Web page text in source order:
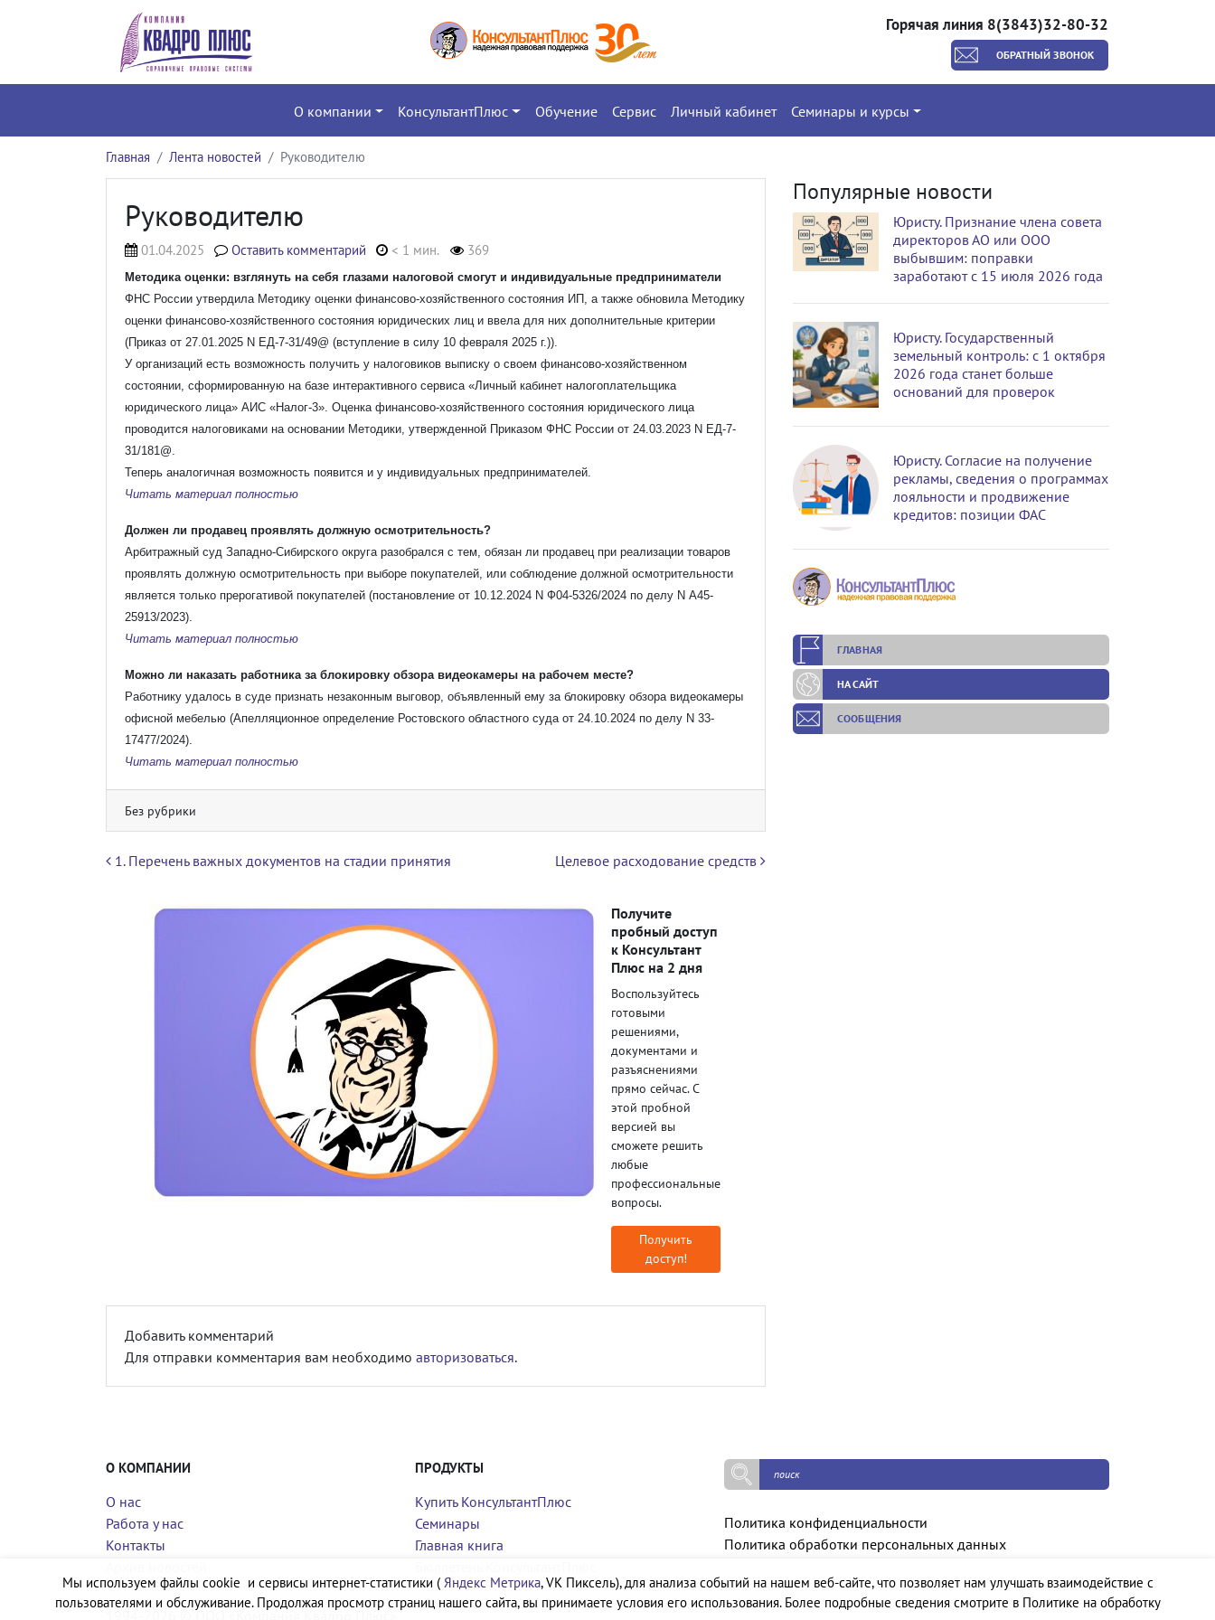
Горячая линия 8(3843)32-80-32
ОБРАТНЫЙ ЗВОНОК
О компании КонсультантПлюс Обучение Сервис Личный кабинет Семинары и курсы
Главная Лента новостей Руководителю
Руководителю
01.04.2025 Оставить комментарий < 1 мин. 369
Методика оценки: взглянуть на себя глазами налоговой смогут и индивидуальные предприниматели
ФНС России утвердила Методику оценки финансово-хозяйственного состояния ИП, а также обновила Методику
оценки финансово-хозяйственного состояния юридических лиц и ввела для них дополнительные критерии
(Приказ от 27.01.2025 N ЕД-7-31/49@ (вступление в силу 10 февраля 2025 г.)).
У организаций есть возможность получить у налоговиков выписку о своем финансово-хозяйственном
состоянии, сформированную на базе интерактивного сервиса «Личный кабинет налогоплательщика
юридического лица» АИС «Налог-3». Оценка финансово-хозяйственного состояния юридического лица
проводится налоговиками на основании Методики, утвержденной Приказом ФНС России от 24.03.2023 N ЕД-7-
31/181@.
Теперь аналогичная возможность появится и у индивидуальных предпринимателей.
Читать материал полностью
Должен ли продавец проявлять должную осмотрительность?
Арбитражный суд Западно-Сибирского округа разобрался с тем, обязан ли продавец при реализации товаров
проявлять должную осмотрительность при выборе покупателей, или соблюдение должной осмотрительности
является только прерогативой покупателей (постановление от 10.12.2024 N Ф04-5326/2024 по делу N А45-
25913/2023).
Читать материал полностью
Можно ли наказать работника за блокировку обзора видеокамеры на рабочем месте?
Работнику удалось в суде признать незаконным выговор, объявленный ему за блокировку обзора видеокамеры
офисной мебелью (Апелляционное определение Ростовского областного суда от 24.10.2024 по делу N 33-
17477/2024).
Читать материал полностью
Без рубрики
Навигация по записям
1. Перечень важных документов на стадии принятия Целевое расходование средств
Получите
пробный доступ
к Консультант
Плюс на 2 дня
Воспользуйтесь
готовыми
решениями,
документами и
разъяснениями
прямо сейчас. С
этой пробной
версией вы
сможете решить
любые
профессиональные
вопросы.
Получить
доступ!
Добавить комментарий
Для отправки комментария вам необходимо авторизоваться.
Популярные новости
Юристу. Признание члена совета
директоров АО или ООО
выбывшим: поправки
заработают с 15 июля 2026 года
Юристу. Государственный
земельный контроль: с 1 октября
2026 года станет больше
оснований для проверок
Юристу. Согласие на получение
рекламы, сведения о программах
лояльности и продвижение
кредитов: позиции ФАС
ГЛАВНАЯ
НА САЙТ
СООБЩЕНИЯ
О КОМПАНИИ
О нас
Работа у нас
Контакты
ПРОДУКТЫ
Купить КонсультантПлюс
Семинары
Главная книга
Политика конфиденциальности
Политика обработки персональных данных
1994-2026 © ООО «Компания Квадро Плюс»
Мы используем файлы cookie и сервисы интернет-статистики ( Яндекс Метрика, VK Пиксель), для анализа событий на нашем веб-сайте, что позволяет нам улучшать взаимодействие с
пользователями и обслуживание. Продолжая просмотр страниц нашего сайта, вы принимаете условия его использования. Более подробные сведения смотрите в Политике на обработку